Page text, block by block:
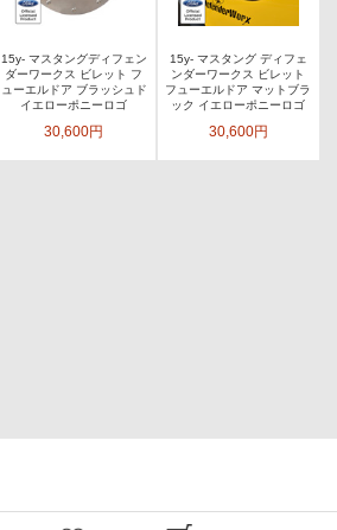
15y- マスタングディフェン
ダーワークス ビレット フ
ューエルドア ブラッシュド
イエローポニーロゴ
30,600円
15y- マスタング ディフェ
ンダーワークス ビレット
フューエルドア マットブラ
ック イエローポニーロゴ
30,600円